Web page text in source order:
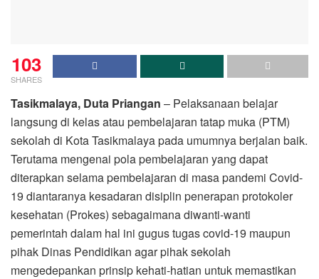
103
SHARES
Tasikmalaya, Duta Priangan – Pelaksanaan belajar
langsung di kelas atau pembelajaran tatap muka (PTM)
sekolah di Kota Tasikmalaya pada umumnya berjalan baik.
Terutama mengenai pola pembelajaran yang dapat
diterapkan selama pembelajaran di masa pandemi Covid-
19 diantaranya kesadaran disiplin penerapan protokoler
kesehatan (Prokes) sebagaimana diwanti-wanti
pemerintah dalam hal ini gugus tugas covid-19 maupun
pihak Dinas Pendidikan agar pihak sekolah
mengedepankan prinsip kehati-hatian untuk memastikan